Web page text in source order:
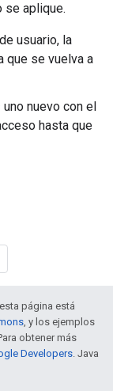
se aplique.
usuario, la
que se vuelva a
nuevo con el
hasta que
página está
, y los ejemplos
obtener más
Developers. Java